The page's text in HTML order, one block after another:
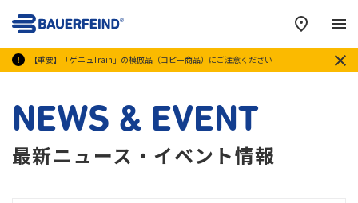
【重要】「ゲニュTrain」の模倣品（コピー商品）にご注意ください
メ
NEWS & EVENT
最新ニュース・イベント情報